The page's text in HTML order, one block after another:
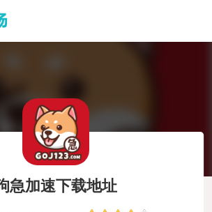
急加速下载地址